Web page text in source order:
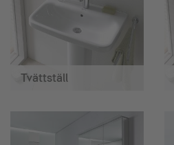
Tvättställ